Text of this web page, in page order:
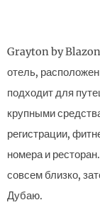
Grayton by
отель,
подходит для
крупными
регистрации,
номера и
совсем близко,
Дубаю.